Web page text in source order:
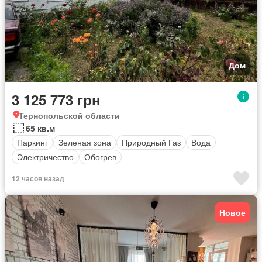
Дом
3 125 773 грн
Тернопольской области
65 кв.м
Паркинг
Зеленая зона Природный Газ
Вода
Электричество
Обогрев
12 часов назад
Новое